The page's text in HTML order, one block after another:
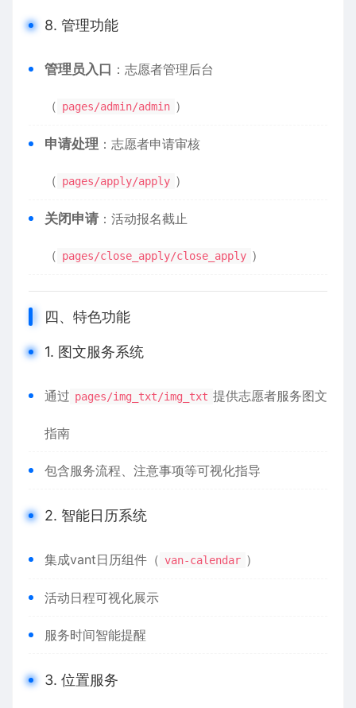
8. 管理功能
​管理员入口​ ​：志愿者管理后台
（ pages/admin/admin ）
​申请处理​ ​：志愿者申请审核
（ pages/apply/apply ）
​关闭申请​ ​：活动报名截止
（ pages/close_apply/close_apply ）
四、特色功能
1. 图文服务系统
通过 pages/img_txt/img_txt 提供志愿者服务图文
指南
包含服务流程、注意事项等可视化指导
2. 智能日历系统
集成vant日历组件（ van-calendar ）
活动日程可视化展示
服务时间智能提醒
3. 位置服务